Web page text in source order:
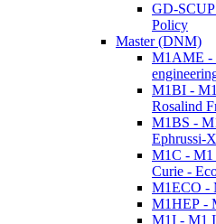
GD-SCUP
Policy
Master (DNM)
M1AME -
M1BI -
Rosalind
M1BS -
Ephrussi-X
M1C - M1
Curie -
M1ECO -
M1HEP -
M1I - M1